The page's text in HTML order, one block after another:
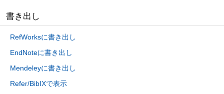
書き出し
RefWorksに書き出し
EndNoteに書き出し
Mendeleyに書き出し
Refer/BibIXで表示